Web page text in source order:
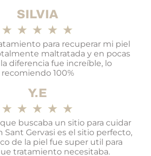
SILVIA
★ ★ ★ ★ ★
para recuperar mi piel
maltratada y en pocas
diferencia fue increíble, lo
recomiendo 100%
Y.E
★ ★ ★ ★ ★
buscaba un sitio para cuidar
Sant Gervasi es el sitio perfecto,
de la piel fue super util para
tratamiento necesitaba.